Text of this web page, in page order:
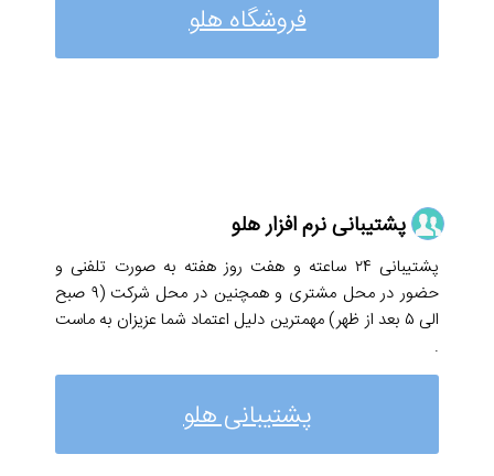
فروشگاه هلو
پشتیبانی نرم افزار هلو
پشتیبانی ۲۴ ساعته و هفت روز هفته به صورت تلفنی و
حضور در محل مشتری و همچنین در محل شرکت (۹ صبح
الی ۵ بعد از ظهر) مهمترین دلیل اعتماد شما عزیزان به ماست
.
پشتیبانی هلو